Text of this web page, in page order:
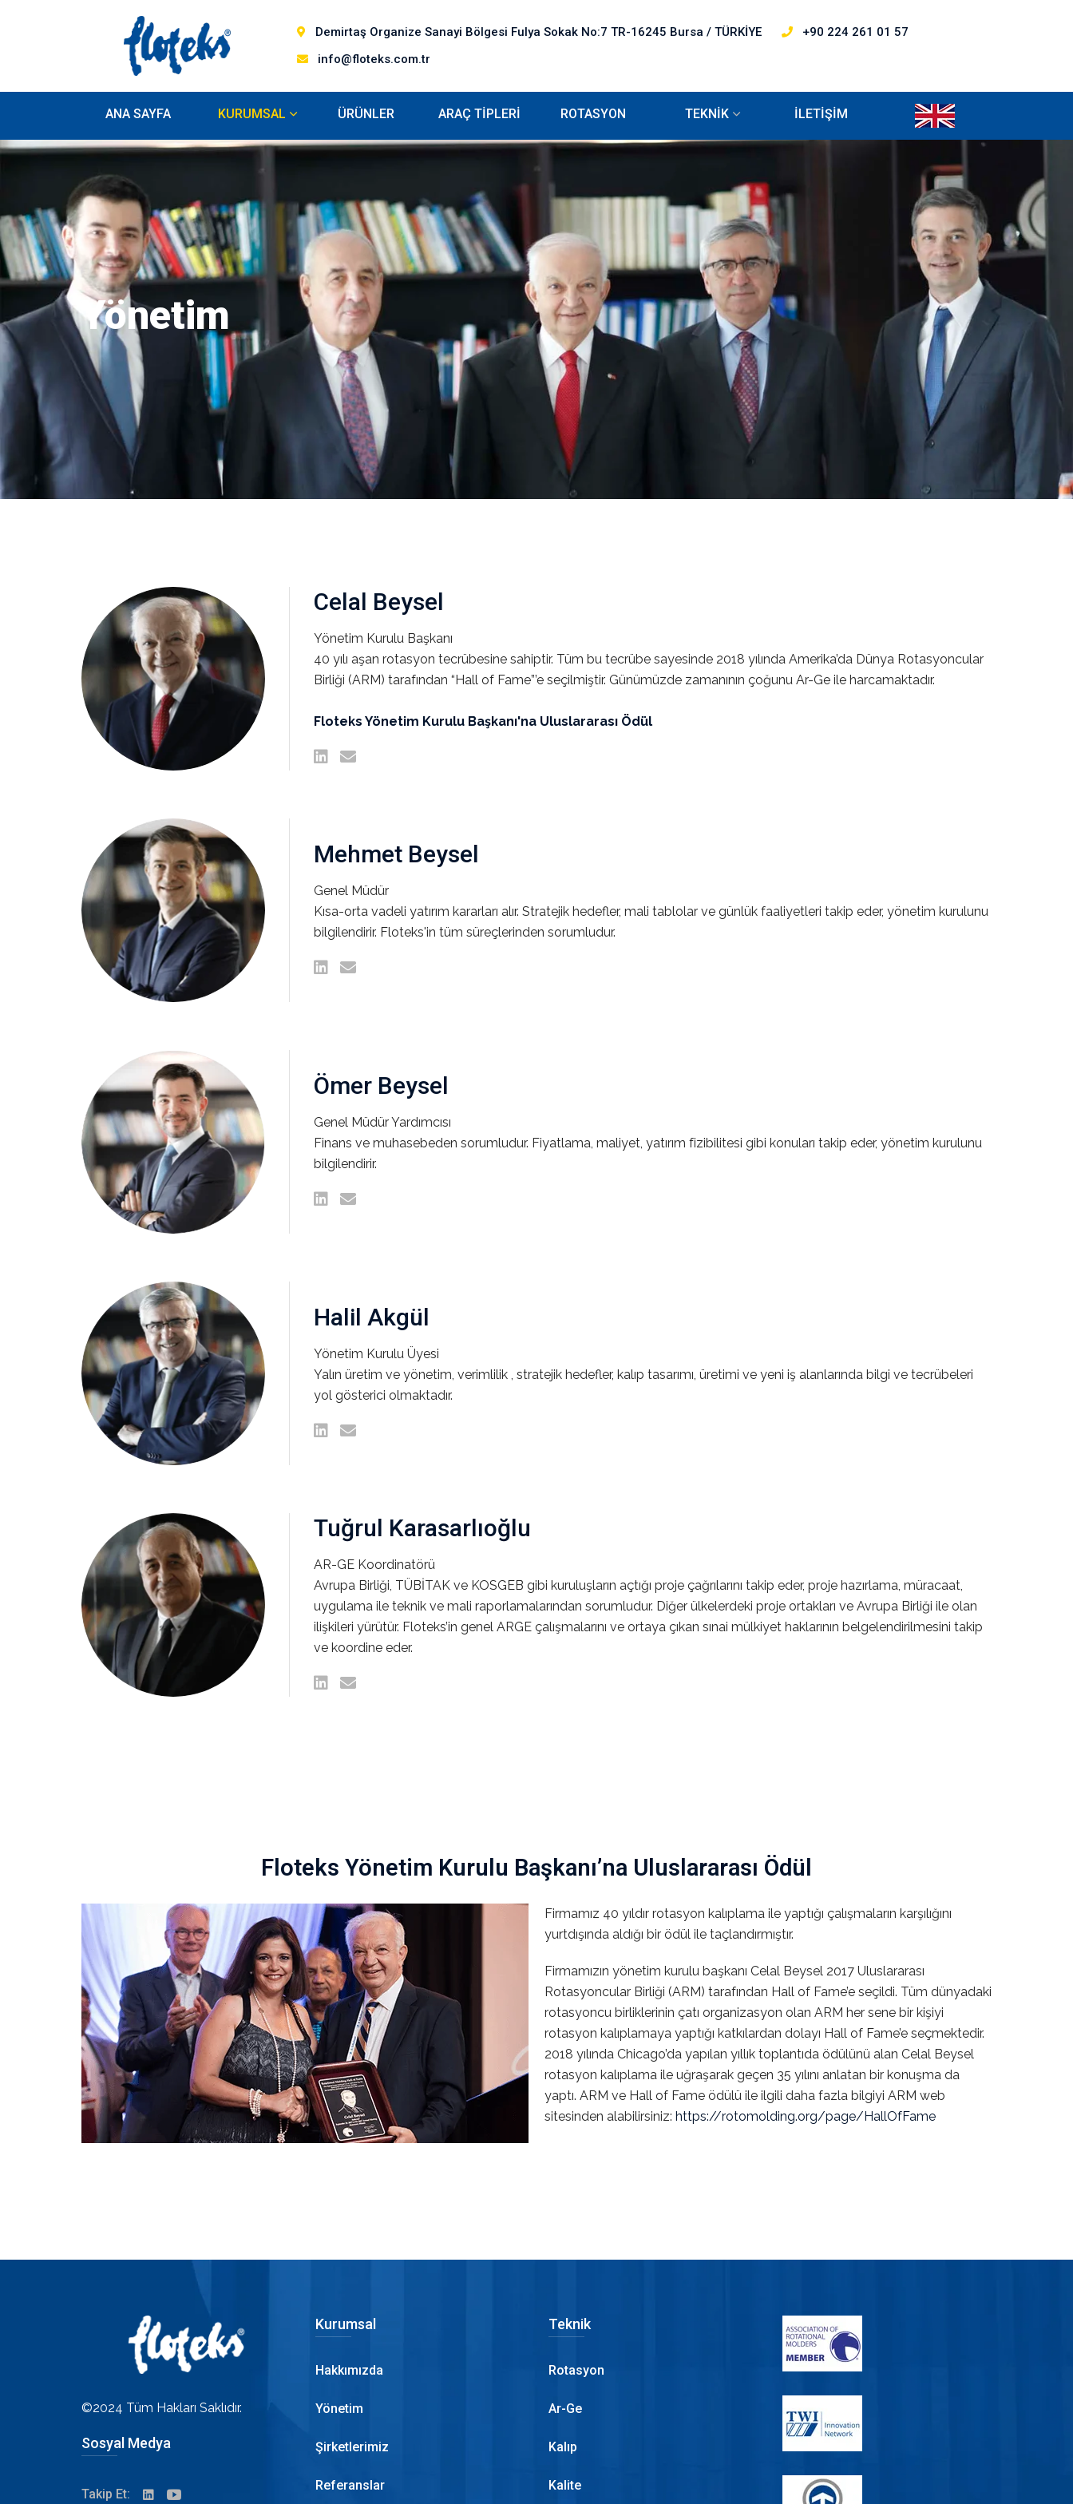
Demirtaş Organize Sanayi Bölgesi Fulya Sokak No:7 TR-16245 Bursa / TÜRKİYE
+90 224 261 01 57
info@floteks.com.tr
ANA SAYFA KURUMSAL ÜRÜNLER ARAÇ TİPLERİ ROTASYON TEKNİK İLETİŞİM
Yönetim
Celal Beysel
Yönetim Kurulu Başkanı
40 yılı aşan rotasyon tecrübesine sahiptir. Tüm bu tecrübe sayesinde 2018 yılında Amerika’da Dünya Rotasyoncular
Birliği (ARM) tarafından “Hall of Fame”’e seçilmiştir. Günümüzde zamanının çoğunu Ar-Ge ile harcamaktadır.
Floteks Yönetim Kurulu Başkanı'na Uluslararası Ödül
Mehmet Beysel
Genel Müdür
Kısa-orta vadeli yatırım kararları alır. Stratejik hedefler, mali tablolar ve günlük faaliyetleri takip eder, yönetim kurulunu
bilgilendirir. Floteks'in tüm süreçlerinden sorumludur.
Ömer Beysel
Genel Müdür Yardımcısı
Finans ve muhasebeden sorumludur. Fiyatlama, maliyet, yatırım fizibilitesi gibi konuları takip eder, yönetim kurulunu
bilgilendirir.
Halil Akgül
Yönetim Kurulu Üyesi
Yalın üretim ve yönetim, verimlilik , stratejik hedefler, kalıp tasarımı, üretimi ve yeni iş alanlarında bilgi ve tecrübeleri
yol gösterici olmaktadır.
Tuğrul Karasarlıoğlu
AR-GE Koordinatörü
Avrupa Birliği, TÜBİTAK ve KOSGEB gibi kuruluşların açtığı proje çağrılarını takip eder, proje hazırlama, müracaat,
uygulama ile teknik ve mali raporlamalarından sorumludur. Diğer ülkelerdeki proje ortakları ve Avrupa Birliği ile olan
ilişkileri yürütür. Floteks’in genel ARGE çalışmalarını ve ortaya çıkan sınai mülkiyet haklarının belgelendirilmesini takip
ve koordine eder.
Floteks Yönetim Kurulu Başkanı’na Uluslararası Ödül
Firmamız 40 yıldır rotasyon kalıplama ile yaptığı çalışmaların karşılığını
yurtdışında aldığı bir ödül ile taçlandırmıştır.
Firmamızın yönetim kurulu başkanı Celal Beysel 2017 Uluslararası
Rotasyoncular Birliği (ARM) tarafından Hall of Fame’e seçildi. Tüm dünyadaki
rotasyoncu birliklerinin çatı organizasyon olan ARM her sene bir kişiyi
rotasyon kalıplamaya yaptığı katkılardan dolayı Hall of Fame’e seçmektedir.
2018 yılında Chicago’da yapılan yıllık toplantıda ödülünü alan Celal Beysel
rotasyon kalıplama ile uğraşarak geçen 35 yılını anlatan bir konuşma da
yaptı. ARM ve Hall of Fame ödülü ile ilgili daha fazla bilgiyi ARM web
sitesinden alabilirsiniz: https://rotomolding.org/page/HallOfFame
©2024 Tüm Hakları Saklıdır.
Sosyal Medya
Takip Et:
Kurumsal
Hakkımızda
Yönetim
Şirketlerimiz
Referanslar
Teknik
Rotasyon
Ar-Ge
Kalıp
Kalite